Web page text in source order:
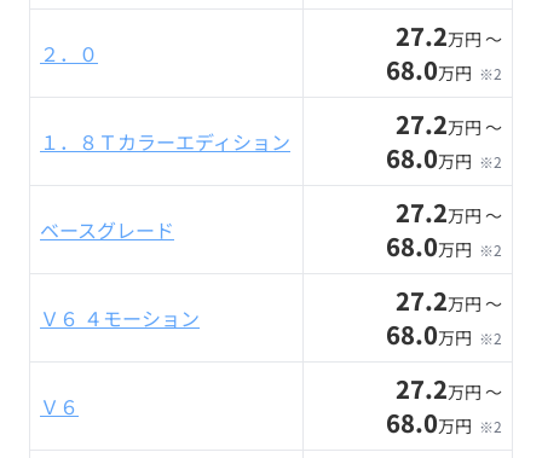
２．０ 27.2万円 〜
68.0万円 ※2
１．８Ｔカラーエディション 27.2万円 〜
68.0万円 ※2
ベースグレード 27.2万円 〜
68.0万円 ※2
Ｖ６ ４モーション 27.2万円 〜
68.0万円 ※2
Ｖ６ 27.2万円 〜
68.0万円 ※2